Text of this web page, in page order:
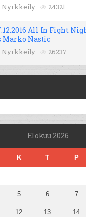
Nyrkkeily 24321
All In Fight
Marko Nastic
Nyrkkeily 26237
Elokuu 2026
K T P
5 6 7
12 13 14